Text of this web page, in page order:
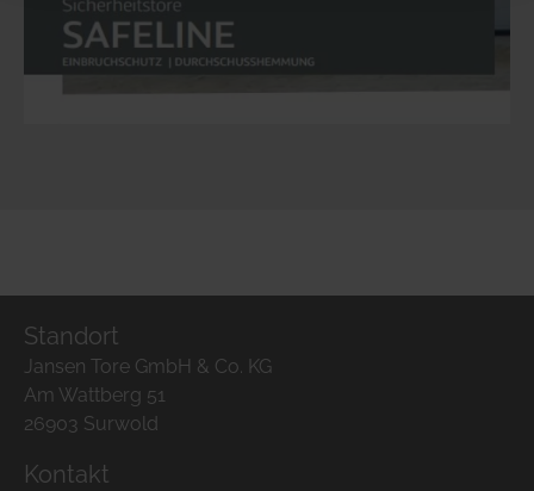
Standort
Jansen Tore GmbH & Co. KG
Am Wattberg 51
26903 Surwold
Kontakt